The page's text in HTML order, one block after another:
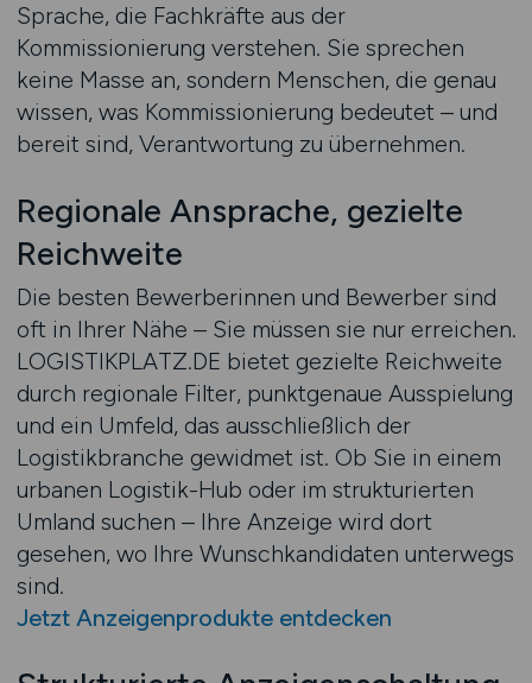
Sprache, die Fachkräfte aus der
Kommissionierung verstehen. Sie sprechen
keine Masse an, sondern Menschen, die genau
wissen, was Kommissionierung bedeutet – und
bereit sind, Verantwortung zu übernehmen.
Regionale Ansprache, gezielte
Reichweite
Die besten Bewerberinnen und Bewerber sind
oft in Ihrer Nähe – Sie müssen sie nur erreichen.
LOGISTIKPLATZ.DE bietet gezielte Reichweite
durch regionale Filter, punktgenaue Ausspielung
und ein Umfeld, das ausschließlich der
Logistikbranche gewidmet ist. Ob Sie in einem
urbanen Logistik-Hub oder im strukturierten
Umland suchen – Ihre Anzeige wird dort
gesehen, wo Ihre Wunschkandidaten unterwegs
sind.
Jetzt Anzeigenprodukte entdecken